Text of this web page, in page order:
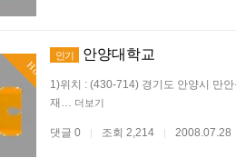
Hot
인기 안양대학교
1)위치 : (430-714) 경기도 안양시 만
재… 더보기
댓글 0 | 조회 2,214 | 2008.07.28